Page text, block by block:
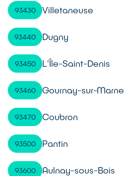
93430 Villetaneuse
93440 Dugny
93450 L'Île-Saint-Denis
93460 Gournay-sur-Marne
93470 Coubron
93500 Pantin
93600 Aulnay-sous-Bois